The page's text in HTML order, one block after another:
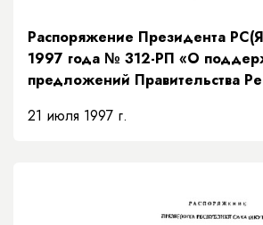
Распоряжение Президента
1997 года № 312-РП «О
предложений Правительства
бюджета на основании
21 июля 1997 г.